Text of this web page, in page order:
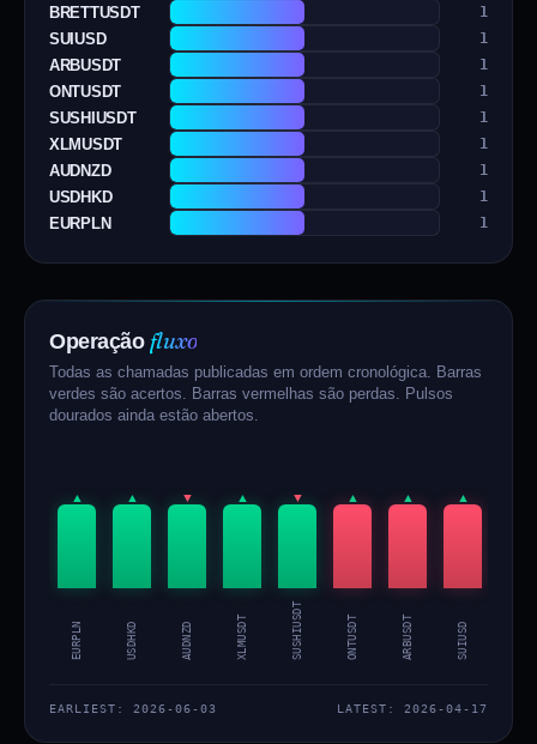
BRETTUSDT 1
SUIUSD 1
ARBUSDT 1
ONTUSDT 1
SUSHIUSDT 1
XLMUSDT 1
AUDNZD 1
USDHKD 1
EURPLN 1
Operação fluxo
Todas as chamadas publicadas em ordem cronológica. Barras
verdes são acertos. Barras vermelhas são perdas. Pulsos
dourados ainda estão abertos.
▲
EURPLN
▲
USDHKD
▼
AUDNZD
▲
XLMUSDT
▼
SUSHIUSDT
▲
ONTUSDT
▲
ARBUSDT
▲
SUIUSD
EARLIEST: 2026-06-03 LATEST: 2026-04-17